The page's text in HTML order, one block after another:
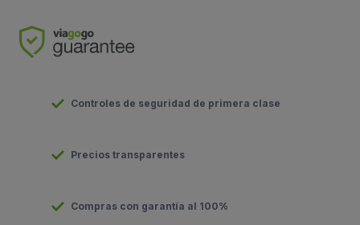
Controles de seguridad de primera clase
Precios transparentes
Compras con garantía al 100%